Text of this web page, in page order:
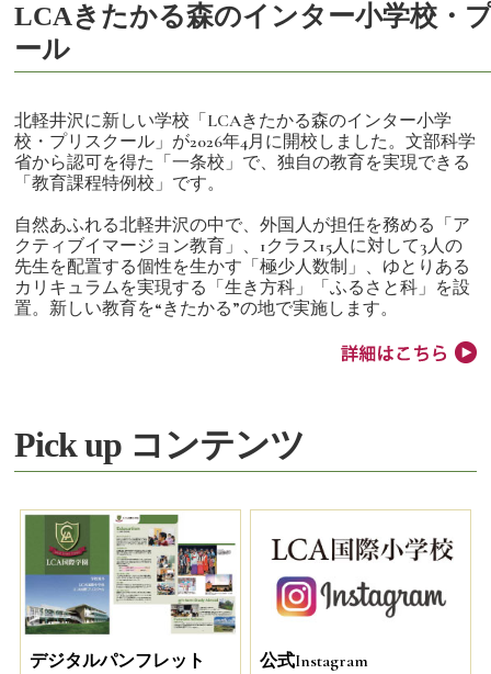
LCAきたかる森のインター小学校・
ール
北軽井沢に新しい学校「LCAきたかる森のインター小学
校・プリスクール」が2026年4月に開校しました。文部科学
省から認可を得た「一条校」で、独自の教育を実現できる
「教育課程特例校」です。
自然あふれる北軽井沢の中で、外国人が担任を務める「ア
クティブイマージョン教育」、1クラス15人に対して3人の
先生を配置する個性を生かす「極少人数制」、ゆとりある
カリキュラムを実現する「生き方科」「ふるさと科」を設
置。新しい教育を“きたかる”の地で実施します。
Pick up コンテンツ
デジタルパンフレット 公式Instagram